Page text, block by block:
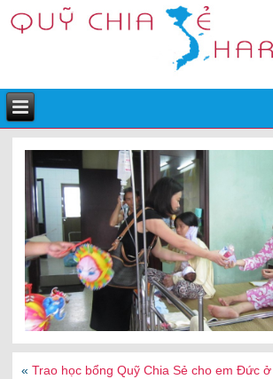
«Trao học bổng Quỹ Chia Sẻ cho em Đức